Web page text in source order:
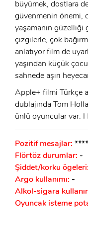
büyümek, dostlara
güvenmenin önemi,
yaşamanın güzelliği
çizgilerle, çok
anlatıyor film de
yaşından küçük
sahnede aşırı
Apple+ filmi Türkçe
dublajında Tom
ünlü oyuncular var.
Pozitif mesajlar:
Flörtöz durumlar: -
Şiddet/korku ögeleri:
Argo kullanımı: -
Alkol-sigara
Oyuncak isteme